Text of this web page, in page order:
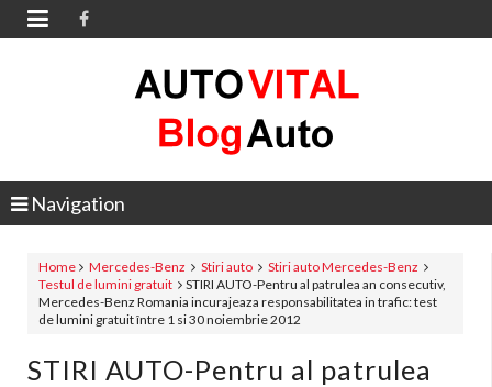

Navigation
Home Mercedes-Benz Stiri auto
Stiri auto Mercedes-Benz
Testul de lumini gratuit
STIRI AUTO-Pentru al patrulea an consecutiv,
Mercedes-Benz Romania incurajeaza responsabilitatea in trafic: test
de lumini gratuit între 1 si 30 noiembrie 2012
STIRI AUTO-Pentru al patrulea